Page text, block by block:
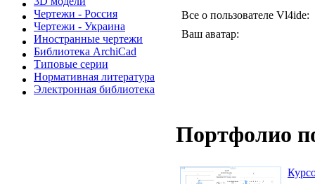
Чертежи - Россия
Чертежи - Украина
Иностранные чертежи
Библиотека ArchiCad
Типовые серии
Нормативная литература
Электронная библиотека
Все о пользователе Vl4ide:
Ваш аватар:
Портфолио